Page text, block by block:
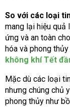
So với các loại
mang lại hiệu quả
ứng và an toàn
hóa và phong
không khí Tết
Mặc dù các loại
nhưng chúng chủ
phong thủy như